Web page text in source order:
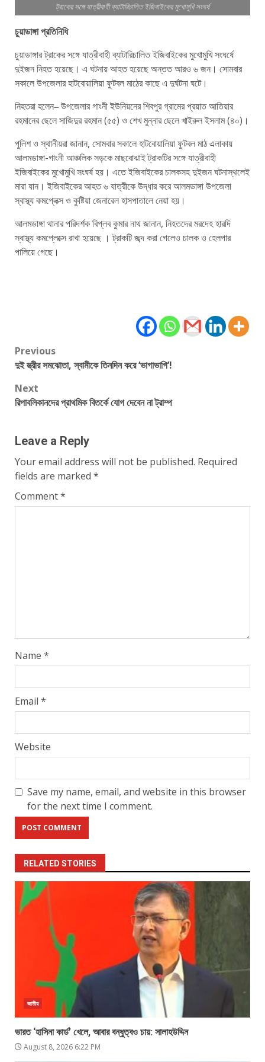
ট্রাকের সঙ্গে যাত্রীবাহী ব্যাটারিচালিত ইজিবাইকের মুখোমুখি সংঘর্ষ
চুয়াডাঙ্গা প্রতিনিধি
চুয়াডাঙ্গার ট্রাকের সঙ্গে যাত্রীবাহী ব্যাটারিচালিত ইজিবাইকের মুখোমুখি সংঘর্ষে
দুইজন নিহত হয়েছে। এ ঘটনায় আহত হয়েছে অন্তত আরও ৬ জন। সোমবার
সকালে উপজেলার হাটবোয়ালিয়া ফুটবল মাঠের কাছে এ দুর্ঘটনা ঘটে।
নিহতরা হলেন‒ উপজেলার গাংনী ইউনিয়নের শিবপুর গ্রামের প্রয়াত আতিয়ার
রহমানের ছেলে সাজিদুর রহমান (৫৫) ও শেখ মুন্নার ছেলে খাইরুল ইসলাম (৪০)।
পুলিশ ও স্থানীয়রা জানান, সোমবার সকালে হাটবোয়ালিয়া ফুটবল মাঠ এলাকায়
আলমডাঙ্গা-গাংনী আঞ্চলিক সড়কে মাছবোঝাই ট্রাকটির সঙ্গে যাত্রীবাহী
ইজিবাইকের মুখোমুখি সংঘর্ষ হয়। এতে ইজিবাইকের চালকসহ দুইজন ঘটনাস্থলেই
মারা যান। ইজিবাইকের আহত ৬ যাত্রীকে উদ্ধার করে আলমডাঙ্গা উপজেলা
স্বাস্থ্য কমপ্লেক্স ও কুষ্টিয়া জেনারেল হাসপাতালে নেয়া হয়।
আলমডাঙ্গা থানার পরিদর্শক বিপ্লব কুমার নাথ জানান, নিহতদের মরদেহ হারদি
স্বাস্থ্য কমপ্লেক্সে রাখা হয়েছে । ট্রাকটি জব্দ করা গেলেও চালক ও হেলপার
পালিয়ে গেছে।
Post
navigation
Previous
দুই স্ত্রীর সমঝোতা, স্বামীকে তিনদিন করে ‘ভাগাভাগি’!
Next
রিপাবলিকানদের প্রাথমিক বিতর্কে যোগ দেবেন না ট্রাম্প
Leave a Reply
Your email address will not be published. Required
fields are marked *
Comment*
Name *
Email *
Website
Save my name, email, and website in this browser
for the next time I comment.
RELATED STORIES
জাতীয়
ভারত ‘হাসিনা কার্ড’ খেলে, আবার বন্ধুত্বও চায়: সালাহউদ্দিন
August 8, 2026 6:22 PM